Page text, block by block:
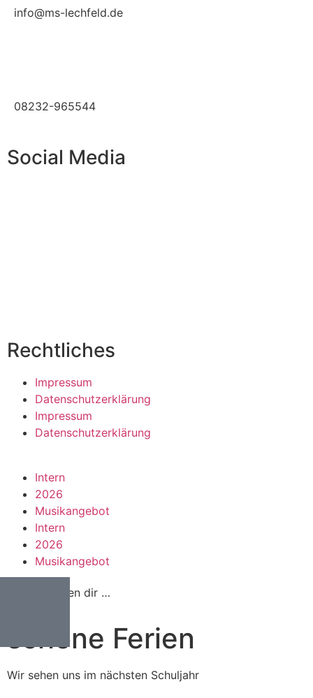
info@ms-lechfeld.de
08232-965544
Social Media
Rechtliches
Impressum
Datenschutzerklärung
Impressum
Datenschutzerklärung
Intern
2026
Musikangebot
Intern
2026
Musikangebot
Wir wünschen dir …
schöne Ferien
Wir sehen uns im nächsten Schuljahr